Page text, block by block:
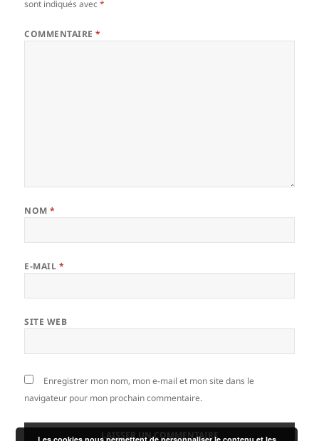
sont indiqués avec*
COMMENTAIRE*
NOM*
E-MAIL *
SITE WEB
Enregistrer mon nom, mon e-mail et mon site dans le
navigateur pour mon prochain commentaire.